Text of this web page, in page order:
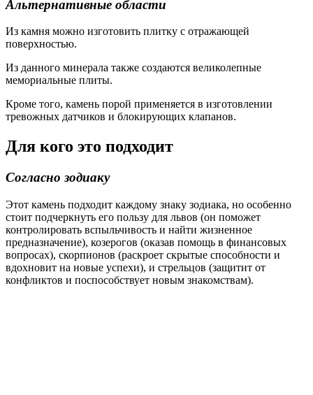
Альтернативные области
Из камня можно изготовить плитку с отражающей
поверхностью.
Из данного минерала также создаются великолепные
мемориальные плиты.
Кроме того, камень порой применяется в изготовлении
тревожных датчиков и блокирующих клапанов.
Для кого это подходит
Согласно зодиаку
Этот камень подходит каждому знаку зодиака, но особенно
стоит подчеркнуть его пользу для львов (он поможет
контролировать вспыльчивость и найти жизненное
предназначение), козерогов (оказав помощь в финансовых
вопросах), скорпионов (раскроет скрытые способности и
вдохновит на новые успехи), и стрельцов (защитит от
конфликтов и поспособствует новым знакомствам).